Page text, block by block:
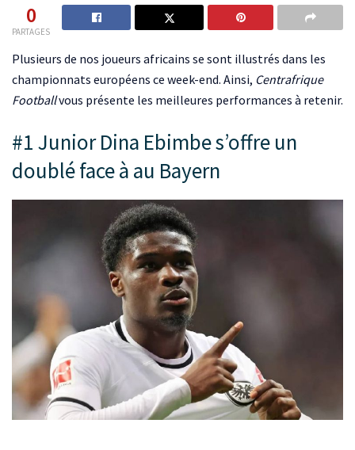
0
PARTAGES
Plusieurs de nos joueurs africains se sont illustrés dans les
championnats européens ce week-end. Ainsi, Centrafrique
Footballvous présente les meilleures performances à retenir.
#1 Junior Dina Ebimbe s’offre un
doublé face à au Bayern